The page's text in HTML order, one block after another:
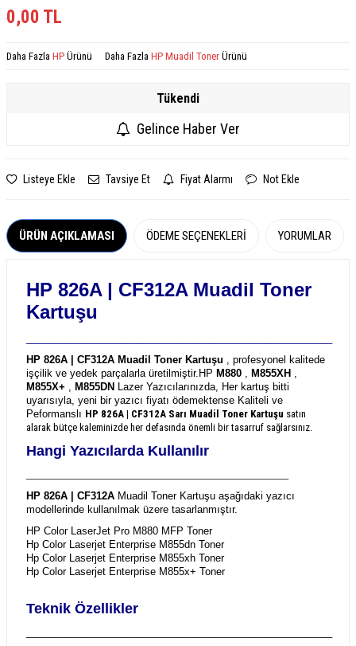
0,00 TL
Daha Fazla HP Ürünü Daha Fazla HP Muadil Toner Ürünü
Tükendi
Gelince Haber Ver
Listeye Ekle Tavsiye Et Fiyat Alarmı Not Ekle
ÜRÜN AÇIKLAMASI ÖDEME SEÇENEKLERI YORUMLAR
HP 826A | CF312A Muadil Toner
Kartuşu
HP 826A | CF312A Muadil Toner Kartuşu
, profesyonel kalitede
işçilik ve yedek parçalarla üretilmiştir. HP M880 M855XH
M855X+
M855DN Lazer Yazıcılarınızda, Her kartuş bitti
uyarısıyla, yeni bir yazıcı fiyatı ödemektense Kaliteli ve
Peformanslı HP 826A | CF312A Sarı Muadil Toner Kartuşu satın
alarak bütçe kaleminizde her defasında önemli bir tasarruf sağlarsınız.
Hangi Yazıcılarda Kullanılır
HP 826A | CF312A Muadil Toner Kartuşu aşağıdaki yazıcı
modellerinde kullanılmak üzere tasarlanmıştır.
HP Color LaserJet Pro M880 MFP Toner
Hp Color Laserjet Enterprise M855dn Toner
Hp Color Laserjet Enterprise M855xh Toner
Hp Color Laserjet Enterprise M855x+ Toner
Teknik Özellikler